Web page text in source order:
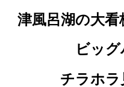
津風呂湖の大
ビッ
チラホ